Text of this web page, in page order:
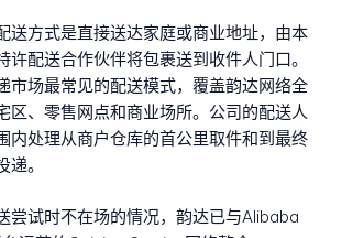
送方式是直接送达家庭或商业地址，由本
许配送合作伙伴将包裹送到收件人门口。
市场最常见的配送模式，覆盖韵达网络全
区、零售网点和商业场所。公司的配送人
内处理从商户仓库的首公里取件和到最终
。
尝试时不在场的情况，韵达已与Alibaba